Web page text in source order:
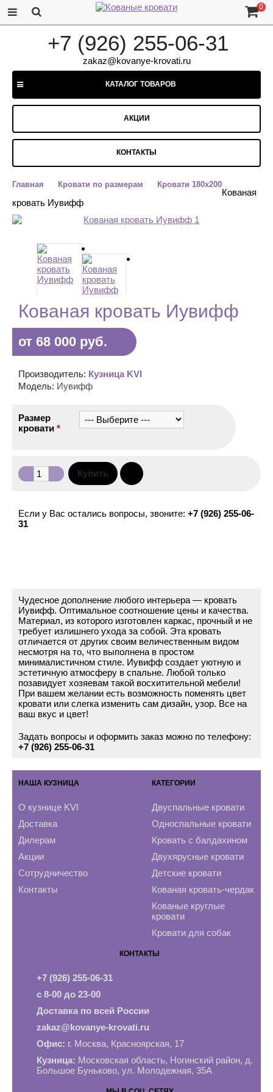
+7 (926) 255-06-31
zakaz@kovanye-krovati.ru
0
КАТАЛОГ ТОВАРОВ
АКЦИИ
КОНТАКТЫ
Главная Кровати по размерам Кровати 180x200
Кованая
кровать Иувифф
Кованая кровать Иувифф
от 68 000 руб.
Производитель: Кузница KVI
Модель: Иувифф
Размер
кровати *
Если у Вас остались вопросы, звоните: +7 (926) 255-06-
31
Чудесное дополнение любого интерьера — кровать
Иувифф. Оптимальное соотношение цены и качества.
Материал, из которого изготовлен каркас, прочный и не
требует излишнего ухода за собой. Эта кровать
отличается от других своим величественным видом
несмотря на то, что выполнена в простом
минималистичном стиле. Иувифф создает уютную и
эстетичную атмосферу в спальне. Любой только
позавидует хозяевам такой восхитительной мебели!
При вашем желании есть возможность поменять цвет
кровати или слегка изменить сам дизайн, узор. Все на
ваш вкус и цвет!
Задать вопросы и оформить заказ можно по телефону:
+7 (926) 255-06-31
НАША КУЗНИЦА
О кузнице KVI
Доставка
Дилерам
Акции
Сотрудничество
Контакты
КАТЕГОРИИ
Двуспальные кровати
Односпальные кровати
Кровать с балдахином
Двухярусные кровати
Детские кровати
Кованая кровать-чердак
Кованые круглые
кровати
Кровати для собак
КОНТАКТЫ
+7 (926) 255-06-31
с 8-00 до 23-00
Доставка по всей России
zakaz@kovanye-krovati.ru
Офис: г. Москва, Красноярская, 17
Кузница: Московская область, Ногинский район, д.
Большое Буньково, ул. Молодежная, 35А